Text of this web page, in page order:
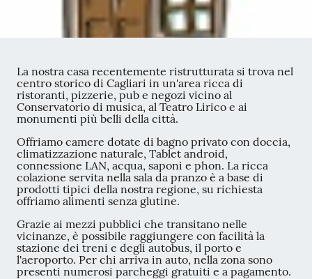
La nostra casa recentemente ristrutturata si trova nel
centro storico di Cagliari in un'area ricca di
ristoranti, pizzerie, pub e negozi vicino al
Conservatorio di musica, al Teatro Lirico e ai
monumenti più belli della città.
Offriamo camere dotate di bagno privato con doccia,
climatizzazione naturale, Tablet android,
connessione LAN, acqua, saponi e phon. La ricca
colazione servita nella sala da pranzo è a base di
prodotti tipici della nostra regione, su richiesta
offriamo alimenti senza glutine.
Grazie ai mezzi pubblici che transitano nelle
vicinanze, è possibile raggiungere con facilità la
stazione dei treni e degli autobus, il porto e
l'aeroporto. Per chi arriva in auto, nella zona sono
presenti numerosi parcheggi gratuiti e a pagamento.